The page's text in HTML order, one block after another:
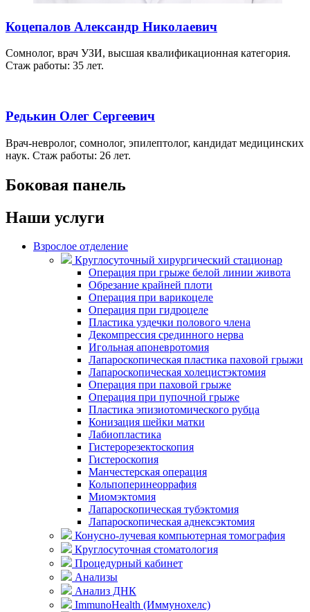
Коцепалов Александр Николаевич
Сомнолог, врач УЗИ, высшая квалификационная категория.
Стаж работы: 35 лет.
Редькин Олег Сергеевич
Врач-невролог, сомнолог, эпилептолог, кандидат медицинских
наук. Стаж работы: 26 лет.
Боковая панель
Наши услуги
Взрослое отделение
Круглосуточный хирургический стационар
Операция при грыже белой линии живота
Обрезание крайней плоти
Операция при варикоцеле
Операция при гидроцеле
Пластика уздечки полового члена
Декомпрессия срединного нерва
Игольная апоневротомия
Лапароскопическая пластика паховой грыжи
Лапароскопическая холецистэктомия
Операция при паховой грыже
Операция при пупочной грыже
Пластика эпизиотомического рубца
Конизация шейки матки
Лабиопластика
Гистерорезектоскопия
Гистероскопия
Манчестерская операция
Кольпоперинеоррафия
Миомэктомия
Лапароскопическая тубэктомия
Лапароскопическая аднексэктомия
Конусно-лучевая компьютерная томография
Круглосуточная стоматология
Процедурный кабинет
Анализы
Анализ ДНК
ImmunoHealth (Иммунохелс)